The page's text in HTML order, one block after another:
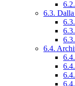
6.3.
6.4.